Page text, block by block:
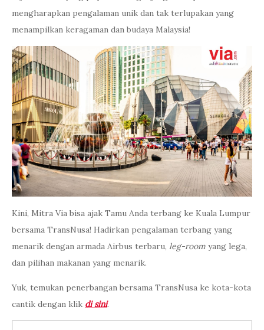
mengharapkan pengalaman unik dan tak terlupakan yang
menampilkan keragaman dan budaya Malaysia!
Kini, Mitra Via bisa ajak Tamu Anda terbang ke Kuala Lumpur
bersama TransNusa! Hadirkan pengalaman terbang yang
menarik dengan armada Airbus terbaru, leg-room yang lega,
dan pilihan makanan yang menarik.
Yuk, temukan penerbangan bersama TransNusa ke kota-kota
cantik dengan klik di sini.